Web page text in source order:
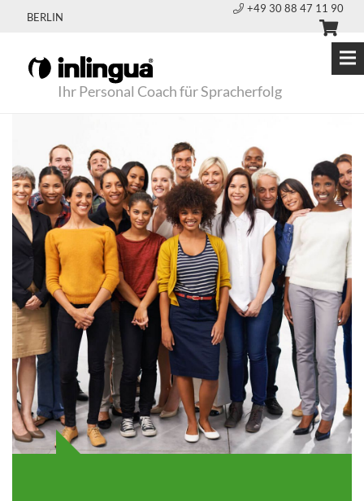
BERLIN
+49 30 88 47 11 90
Ihr Personal Coach für Spracherfolg